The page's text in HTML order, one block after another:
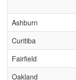
Ashburn
Curitiba
Fairfield
Oakland